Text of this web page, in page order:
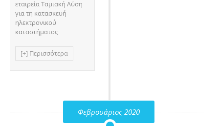
εταιρεία Ταμιακή Λύση
για τη κατασκευή
ηλεκτρονικού
καταστήματος
[+] Περισσότερα
Φεβρουάριος 2020